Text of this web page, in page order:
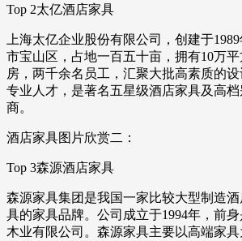
Top 2太亿酒店家具
上海太亿企业股份有限公司，创建于
市宝山区，占地一百五十亩，拥有10万
房，两千余名员工，汇聚大批高素质的
专业人才，是著名五星级酒店家具及高
商。
酒店家具图片欣赏二：
Top 3森源酒店家具
森源家具集团是我国一家比较大型制造
具的家具品牌。公司成立于1994年，前
木业有限公司。森源家具主要以高端家